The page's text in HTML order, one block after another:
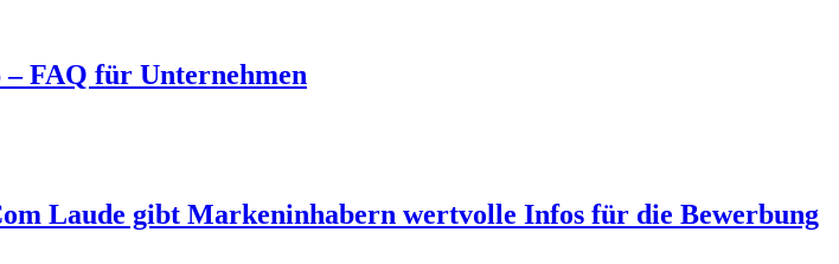
FAQ für Unternehmen
Laude gibt Markeninhabern wertvolle Infos für die Bewerbung